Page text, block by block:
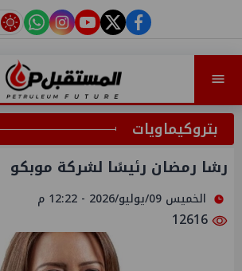
facebook
twitter
youtube
instagram
tiktok
بتروكيماويات
رشا رمضان رئيسًا لشركة موبكو
الخميس 09/يوليو/2026 - 12:22 م